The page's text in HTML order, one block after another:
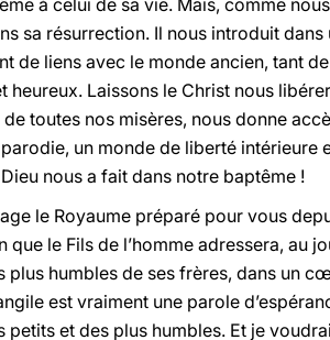
à celui de sa vie. Mais, comme
sa résurrection. Il nous introduit
de liens avec le monde ancien, tant
Laissons le Christ nous
toutes nos misères, nous donne
un monde de liberté intérieure
nous a fait dans notre baptême !
le Royaume préparé pour vous
le Fils de l’homme adressera, au
humbles de ses frères, dans un
est vraiment une parole
et des plus humbles. Et je